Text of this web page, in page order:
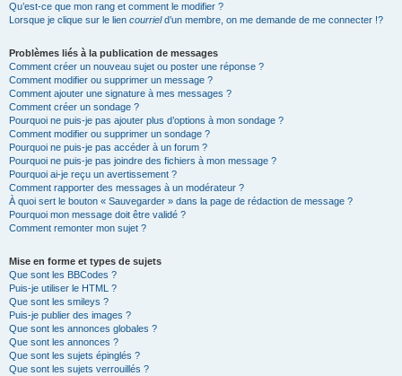
Qu’est-ce que mon rang et comment le modifier ?
Lorsque je clique sur le lien courrield’un membre, on me demande de me connecter !?
Problèmes liés à la publication de messages
Comment créer un nouveau sujet ou poster une réponse ?
Comment modifier ou supprimer un message ?
Comment ajouter une signature à mes messages ?
Comment créer un sondage ?
Pourquoi ne puis-je pas ajouter plus d’options à mon sondage ?
Comment modifier ou supprimer un sondage ?
Pourquoi ne puis-je pas accéder à un forum ?
Pourquoi ne puis-je pas joindre des fichiers à mon message ?
Pourquoi ai-je reçu un avertissement ?
Comment rapporter des messages à un modérateur ?
À quoi sert le bouton « Sauvegarder » dans la page de rédaction de message ?
Pourquoi mon message doit être validé ?
Comment remonter mon sujet ?
Mise en forme et types de sujets
Que sont les BBCodes ?
Puis-je utiliser le HTML ?
Que sont les smileys ?
Puis-je publier des images ?
Que sont les annonces globales ?
Que sont les annonces ?
Que sont les sujets épinglés ?
Que sont les sujets verrouillés ?